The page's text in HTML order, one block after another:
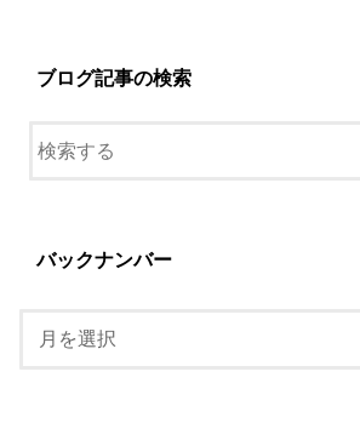
ブログ記事の検索
バックナンバー